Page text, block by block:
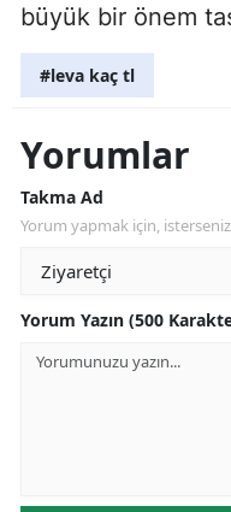
büyük bir önem
#leva kaç tl
Yorumlar
Takma Ad
Yorum yapmak için, isterseniz
Yorum Yazın (500